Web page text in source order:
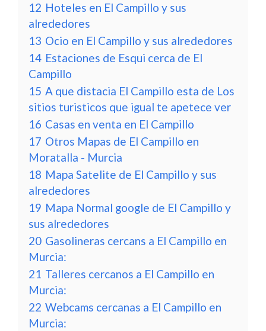
12 Hoteles en El Campillo y sus
alrededores
13 Ocio en El Campillo y sus alrededores
14 Estaciones de Esqui cerca de El
Campillo
15 A que distacia El Campillo esta de Los
sitios turisticos que igual te apetece ver
16 Casas en venta en El Campillo
17 Otros Mapas de El Campillo en
Moratalla - Murcia
18 Mapa Satelite de El Campillo y sus
alrededores
19 Mapa Normal google de El Campillo y
sus alrededores
20 Gasolineras cercans a El Campillo en
Murcia:
21 Talleres cercanos a El Campillo en
Murcia:
22 Webcams cercanas a El Campillo en
Murcia: